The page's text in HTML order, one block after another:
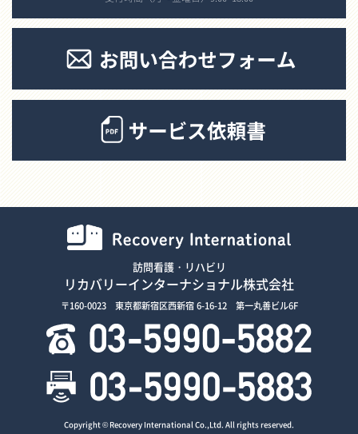
訪問看護・リハビリ
リカバリーインターナショナル株式会社
〒160-0023 東京都新宿区西新宿 6-16-12 第一丸善ビル6F
Copyright © Recovery International Co.,Ltd. All rights reserved.